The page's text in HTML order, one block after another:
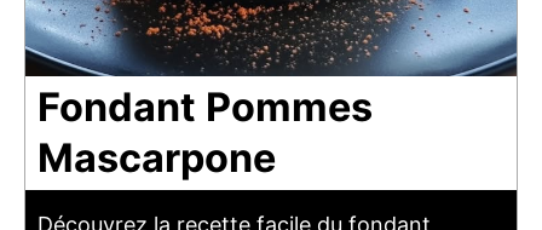
Fondant Pommes
Mascarpone
Découvrez la recette facile du fondant